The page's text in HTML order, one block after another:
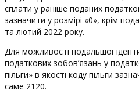
сплати у раніше поданих
зазначити у розмірі «0», крім
та лютий 2022 року.
Для можливості подальшої
податкових зобов’язань у
пільги» в якості коду пільги
саме 2120.